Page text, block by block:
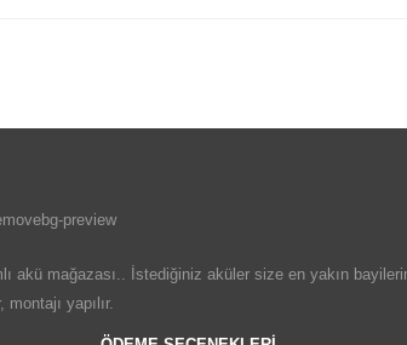
akü mağazası.. İstediğiniz aküler size en yakın
yapılır.